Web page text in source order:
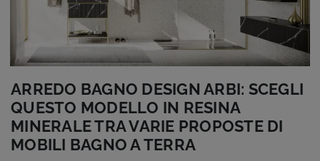
ARREDO BAGNO DESIGN ARBI: SCEGLI
QUESTO MODELLO IN RESINA
MINERALE TRA VARIE PROPOSTE DI
MOBILI BAGNO A TERRA